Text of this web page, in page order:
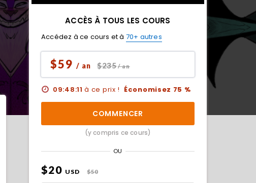
ACCÈS À TOUS LES COURS
Accédez à ce cours et à 70+ autres
$59 / an $235/ an
09:48:10à ce prix ! Économisez 75 %
COMMENCER
(y compris ce cours)
OU
$20 USD $50